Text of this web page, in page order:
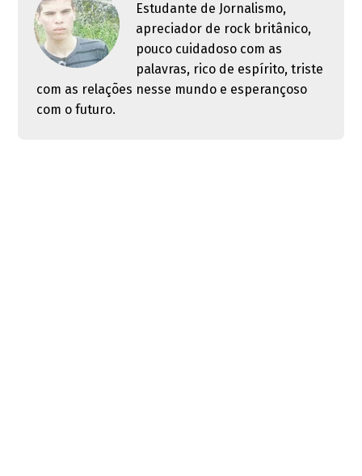
Estudante de Jornalismo,
apreciador de rock britânico,
pouco cuidadoso com as
palavras, rico de espírito, triste
com as relações nesse mundo e esperançoso
com o futuro.